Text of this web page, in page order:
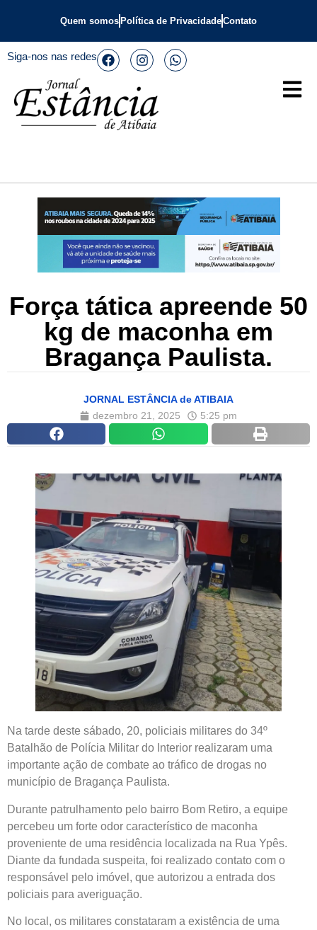
Quem somos Política de PrivacidadeContato
Siga-nos nas redes
Força tática apreende 50
kg de maconha em
Bragança Paulista.
JORNAL ESTÂNCIA de ATIBAIA
dezembro 21, 2025
5:25 pm
Na tarde deste sábado, 20, policiais militares do 34º
Batalhão de Polícia Militar do Interior realizaram uma
importante ação de combate ao tráfico de drogas no
município de Bragança Paulista.
Durante patrulhamento pelo bairro Bom Retiro, a equipe
percebeu um forte odor característico de maconha
proveniente de uma residência localizada na Rua Ypês.
Diante da fundada suspeita, foi realizado contato com o
responsável pelo imóvel, que autorizou a entrada dos
policiais para averiguação.
No local, os militares constataram a existência de uma